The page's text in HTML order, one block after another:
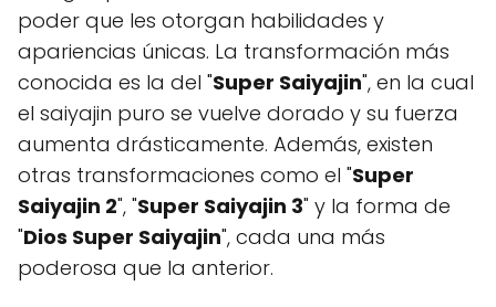
poder que les otorgan habilidades y
apariencias únicas. La transformación más
conocida es la del "Super Saiyajin", en la cual
el saiyajin puro se vuelve dorado y su fuerza
aumenta drásticamente. Además, existen
otras transformaciones como el "Super
Saiyajin 2", "Super Saiyajin 3" y la forma de
"Dios Super Saiyajin", cada una más
poderosa que la anterior.